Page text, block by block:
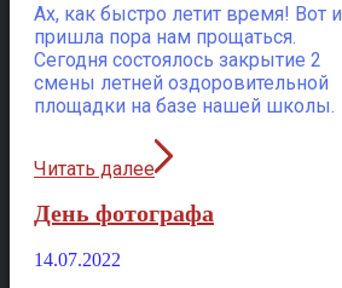
Ах, как быстро летит время! Вот и
пришла пора нам прощаться.
Сегодня состоялось закрытие 2
смены летней оздоровительной
площадки на базе нашей школы.
Читать далее
День фотографа
14.07.2022